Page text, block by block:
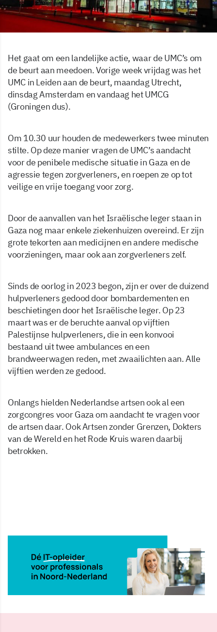
Het gaat om een landelijke actie, waar de UMC’s om
de beurt aan meedoen. Vorige week vrijdag was het
UMC in Leiden aan de beurt, maandag Utrecht,
dinsdag Amsterdam en vandaag het UMCG
(Groningen dus).
Om 10.30 uur houden de medewerkers twee minuten
stilte. Op deze manier vragen de UMC’s aandacht
voor de penibele medische situatie in Gaza en de
agressie tegen zorgverleners, en roepen ze op tot
veilige en vrije toegang voor zorg.
Door de aanvallen van het Israëlische leger staan in
Gaza nog maar enkele ziekenhuizen overeind. Er zijn
grote tekorten aan medicijnen en andere medische
voorzieningen, maar ook aan zorgverleners zelf.
Sinds de oorlog in 2023 begon, zijn er over de duizend
hulpverleners gedood door bombardementen en
beschietingen door het Israëlische leger. Op 23
maart was er de beruchte aanval op vijftien
Palestijnse hulpverleners, die in een konvooi
bestaand uit twee ambulances en een
brandweerwagen reden, met zwaailichten aan. Alle
vijftien werden ze gedood.
Onlangs hielden Nederlandse artsen ook al een
zorgcongres voor Gaza om aandacht te vragen voor
de artsen daar. Ook Artsen zonder Grenzen, Dokters
van de Wereld en het Rode Kruis waren daarbij
betrokken.
28 mei 2025, 09:42